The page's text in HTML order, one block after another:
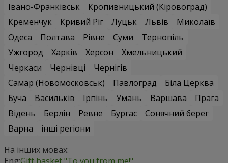
Івано-Франківськ
Кропивницький (Кіровоград)
Кременчук
Кривий Ріг Луцьк Львів
Миколаїв
Одеса
Полтава Рівне Суми
Тернопіль
Ужгород
Харків Херсон
Хмельницький
Черкаси
Чернівці
Чернігів
Самар (Новомосковськ)
Павлоград
Біла Церква
Буча
Васильків Ірпінь Умань Варшава
Прага
Відень
Берлін Ревне Бургас
Сонячний берег
Варна
інші регіони
На інших мовах: